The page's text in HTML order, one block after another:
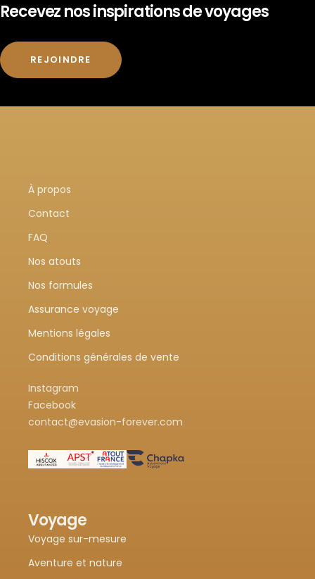
Recevez nos inspirations de voyages
REJOINDRE
À propos
Contact
FAQ
Nos atouts
Nos formules
Assurance voyage
Mentions légales
Conditions générales de vente
Instagram
Facebook
contact@evasion-forever.com
Voyage
Voyage sur-mesure
Aventure et nature